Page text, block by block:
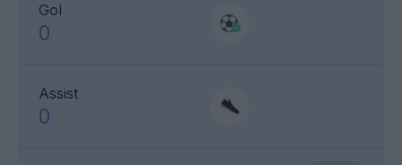
Gol
0
Assist
0